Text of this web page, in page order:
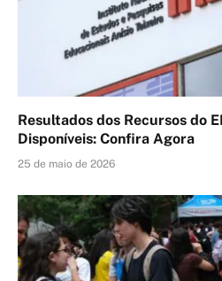
Resultados dos Recursos do
Disponíveis: Confira Agora
25 de maio de 2026